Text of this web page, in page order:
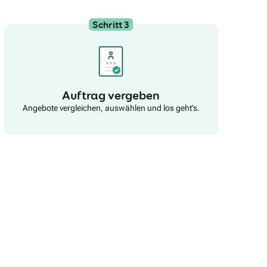
Schritt 3
Auftrag vergeben
Angebote vergleichen, auswählen und los geht’s.